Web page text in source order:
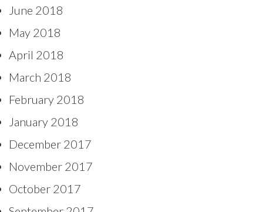
June 2018
May 2018
April 2018
March 2018
February 2018
January 2018
December 2017
November 2017
October 2017